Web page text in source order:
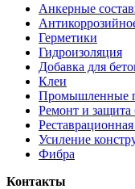
Анкерные
Герметики
Гидроизоляция
Добавка для
Клеи
Промышленные
Ремонт и защита
Усиление
Фибра
Контакты